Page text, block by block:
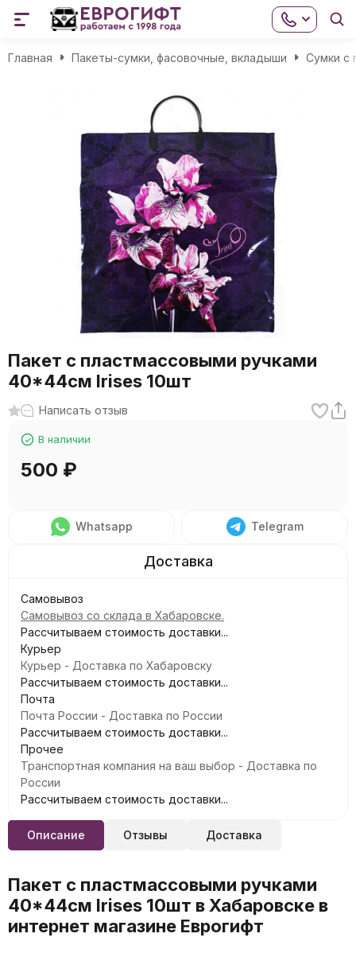
Главная Пакеты-сумки, фасовочные, вкладыши Сумки с
Пакет с пластмассовыми ручками
40*44см Irises 10шт
Написать отзыв
В наличии
500 ₽
Whatsapp Telegram
Самовывоз
Самовывоз со склада в Хабаровске.
Рассчитываем стоимость доставки...
Курьер
Курьер - Доставка по Хабаровску
Рассчитываем стоимость доставки...
Почта
Почта России - Доставка по России
Рассчитываем стоимость доставки...
Прочее
Транспортная компания на ваш выбор - Доставка по
России
Рассчитываем стоимость доставки...
Описание Отзывы Доставка
Пакет с пластмассовыми ручками
40*44см Irises 10шт в Хабаровске в
интернет магазине Еврогифт